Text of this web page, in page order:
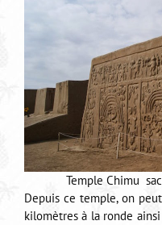
Temple Chimu
Depuis ce temple, on
kilomètres à la ronde